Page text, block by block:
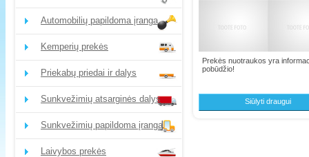
Automobilių papildoma įranga
Kemperių prekės
Priekabų priedai ir dalys
Sunkvežimių atsarginės dalys
Sunkvežimių papildoma įranga
Laivybos prekės
Prekės nuotraukos yra
pobūdžio!
Siūlyti draugui